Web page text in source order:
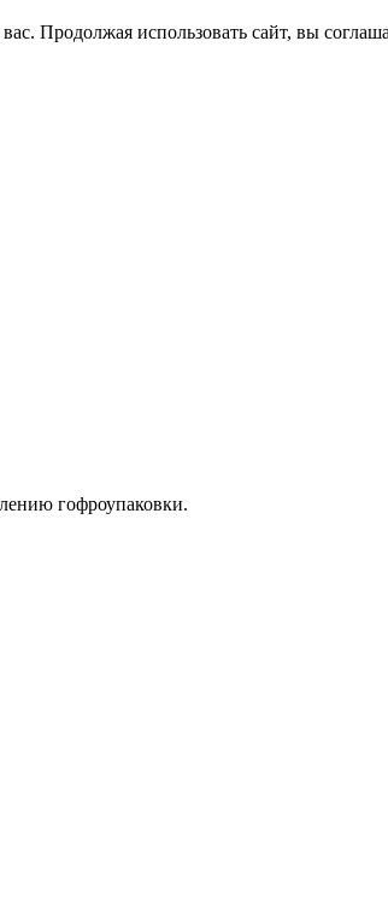
Продолжая использовать сайт, вы
гофроупаковки.